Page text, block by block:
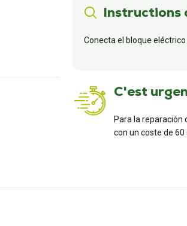
Instructions
Conecta el bloque
C'est
Para la reparación
con un coste de 60